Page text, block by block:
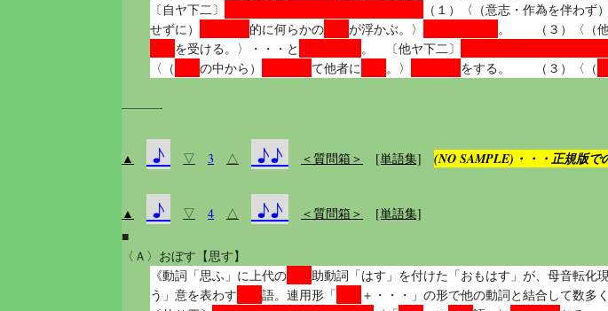
〔自ヤ下二〕
（１）〈（意志・作為を伴わず）
せずに）
的に何らかの 記憶が浮かぶ。〉 。 （３）〈（他
を受ける。〉・・・と 。 〔他ヤ下二〕
〈（
記憶の中から） て他者に 。〉 思い出話をする。 （３）〈（
———-
▲ ♪ ▽ 3 △ ♪♪ ＜質問箱＞ [単語集] (NO SAMPLE)・・・正規版で
▲ ♪ ▽ 4 △ ♪♪ ＜質問箱＞
[単語集]
■
〈Ａ〉おぼす【思す】
《動詞「思ふ」に上代の 尊敬助動詞「はす」を付けた「おもはす」が、母音転化
う」意を表わす
尊敬語。連用形「
＋・・・」の形で他の動詞と結合して数多